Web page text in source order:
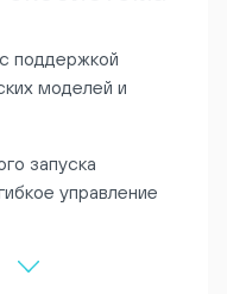
поддержкой
моделей и
запуска
управление